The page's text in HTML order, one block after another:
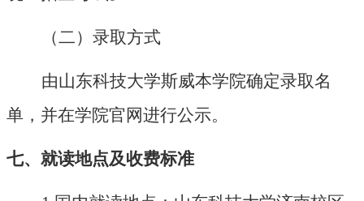
（二）录取方式
由山东科技大学斯威本学院确定录取名
单，并在学院官网进行公示。
七、就读地点及收费标准